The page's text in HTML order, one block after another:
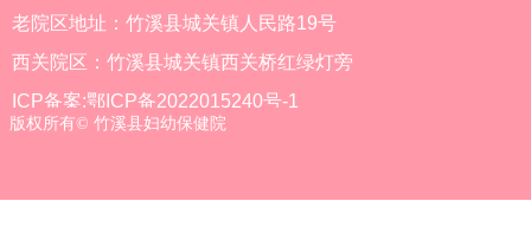
老院区地址：竹溪县城关镇人民路19号
西关院区：竹溪县城关镇西关桥红绿灯旁
ICP备案:鄂ICP备2022015240号-1
版权所有© 竹溪县妇幼保健院